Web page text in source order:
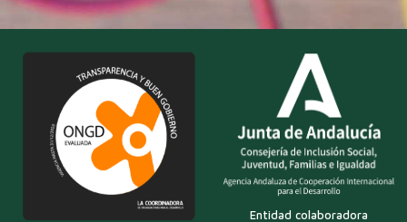
Entidad colaboradora